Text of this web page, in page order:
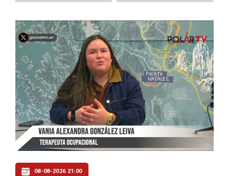
08-08-2026 21:00